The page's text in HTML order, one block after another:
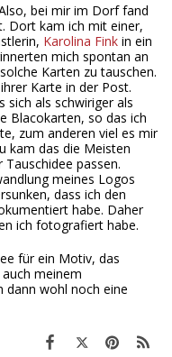
bei mir im Dorf fand
Dort kam ich mit einer,
Karolina Fink in ein
mich spontan an
Karten zu tauschen.
Karte in der Post.
sich als schwiriger als
Blacokarten, so das ich
zum anderen viel es mir
kam das die Meisten
passen.
meines Logos
dass ich den
habe. Daher
ich fotografiert habe.
für ein Motiv, das
meinem
dann wohl noch eine